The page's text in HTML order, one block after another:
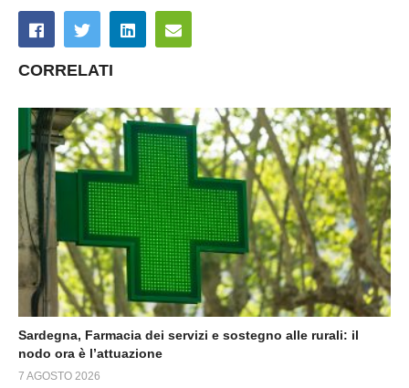
CORRELATI
Sardegna, Farmacia dei servizi e sostegno alle rurali: il
nodo ora è l’attuazione
7 AGOSTO 2026